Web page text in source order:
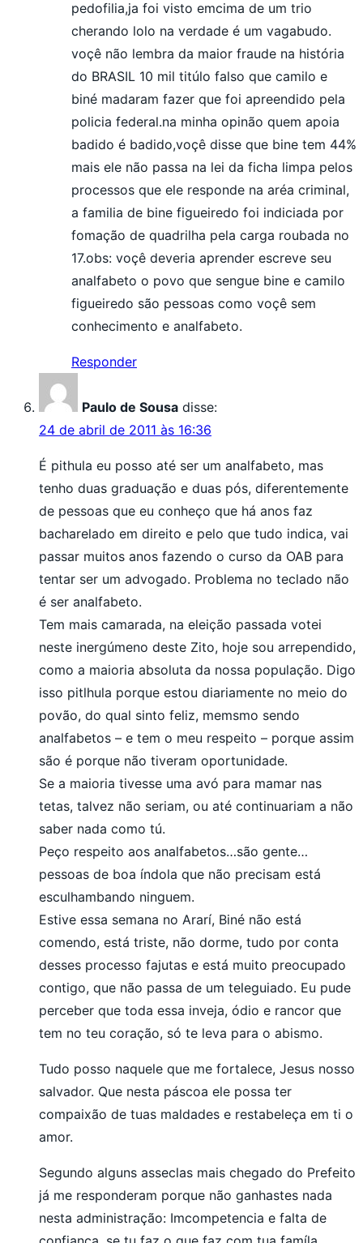
pedofilia,ja foi visto emcima de um trio
cherando lolo na verdade é um vagabudo.
voçê não lembra da maior fraude na história
do BRASIL 10 mil titúlo falso que camilo e
biné madaram fazer que foi apreendido pela
policia federal.na minha opinão quem apoia
badido é badido,voçê disse que bine tem 44%
mais ele não passa na lei da ficha limpa pelos
processos que ele responde na aréa criminal,
a familia de bine figueiredo foi indiciada por
fomação de quadrilha pela carga roubada no
17.obs: voçê deveria aprender escreve seu
analfabeto o povo que sengue bine e camilo
figueiredo são pessoas como voçê sem
conhecimento e analfabeto.
Responder
Paulo de Sousa disse:
24 de abril de 2011 às 16:36
É pithula eu posso até ser um analfabeto, mas
tenho duas graduação e duas pós, diferentemente
de pessoas que eu conheço que há anos faz
bacharelado em direito e pelo que tudo indica, vai
passar muitos anos fazendo o curso da OAB para
tentar ser um advogado. Problema no teclado não
é ser analfabeto.
Tem mais camarada, na eleição passada votei
neste inergúmeno deste Zito, hoje sou arrependido,
como a maioria absoluta da nossa população. Digo
isso pitlhula porque estou diariamente no meio do
povão, do qual sinto feliz, memsmo sendo
analfabetos – e tem o meu respeito – porque assim
são é porque não tiveram oportunidade.
Se a maioria tivesse uma avó para mamar nas
tetas, talvez não seriam, ou até continuariam a não
saber nada como tú.
Peço respeito aos analfabetos…são gente…
pessoas de boa índola que não precisam está
esculhambando ninguem.
Estive essa semana no Ararí, Biné não está
comendo, está triste, não dorme, tudo por conta
desses processo fajutas e está muito preocupado
contigo, que não passa de um teleguiado. Eu pude
perceber que toda essa inveja, ódio e rancor que
tem no teu coração, só te leva para o abismo.
Tudo posso naquele que me fortalece, Jesus nosso
salvador. Que nesta páscoa ele possa ter
compaixão de tuas maldades e restabeleça em ti o
amor.
Segundo alguns asseclas mais chegado do Prefeito
já me responderam porque não ganhastes nada
nesta administração: Imcompetencia e falta de